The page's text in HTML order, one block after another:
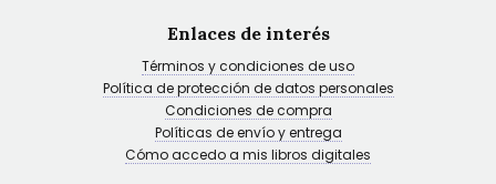
Enlaces de interés
Términos y condiciones de uso
Política de protección de datos personales
Condiciones de compra
Políticas de envío y entrega
Cómo accedo a mis libros digitales